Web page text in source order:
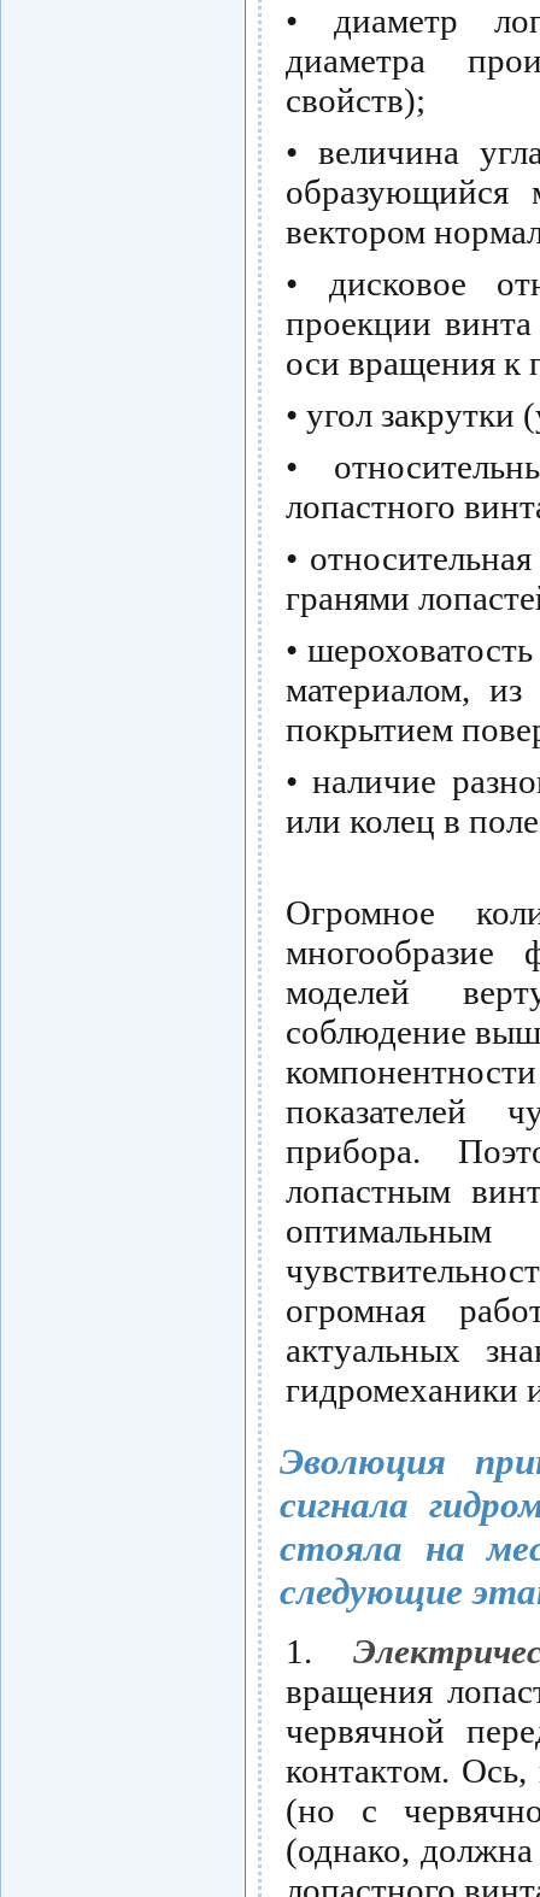
• диаметр
диаметра
свойств);
• величина
образующийся
вектором
• дисковое
проекции
оси вращения к
• угол закрутки
•
лопастного
•
гранями
•
материалом, из
покрытием
• наличие
или колец в
Огромное
моделей
соблюдение
показателей
прибора.
лопастным
оптимальным
огромная
актуальных
гидромеханики
Эволюция
сигнала
стояла на
следующие
1.
вращения
червячной
контактом.
(но с
(однако,